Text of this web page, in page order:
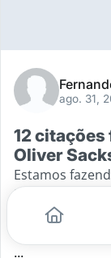
ago. 31,
12
Oliver
Estamos
Neurologista
ver aqui no
...